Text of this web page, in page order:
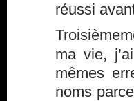
réussi
ma vie,
mêmes
noms